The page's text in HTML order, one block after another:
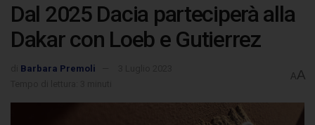
Dal 2025 Dacia parteciperà alla
Dakar con Loeb e Gutierrez
Barbara Premoli
AA